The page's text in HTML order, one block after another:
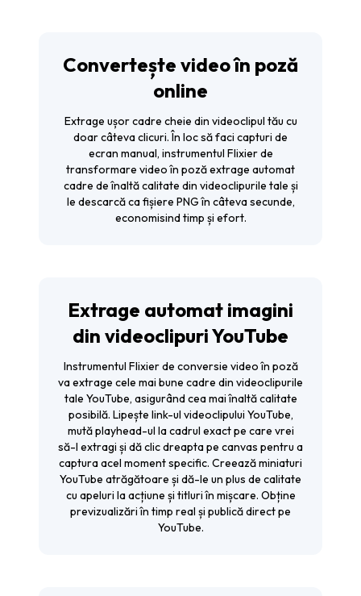
Convertește video în poză
online
Extrage ușor cadre cheie din videoclipul tău cu
doar câteva clicuri. În loc să faci capturi de
ecran manual, instrumentul Flixier de
transformare video în poză extrage automat
cadre de înaltă calitate din videoclipurile tale și
le descarcă ca fișiere PNG în câteva secunde,
economisind timp și efort.
Extrage automat imagini
din videoclipuri YouTube
Instrumentul Flixier de conversie video în poză
va extrage cele mai bune cadre din videoclipurile
tale YouTube, asigurând cea mai înaltă calitate
posibilă. Lipește link-ul videoclipului YouTube,
mută playhead-ul la cadrul exact pe care vrei
să-l extragi și dă clic dreapta pe canvas pentru a
captura acel moment specific. Creează miniaturi
YouTube atrăgătoare și dă-le un plus de calitate
cu apeluri la acțiune și titluri în mișcare. Obține
previzualizări în timp real și publică direct pe
YouTube.